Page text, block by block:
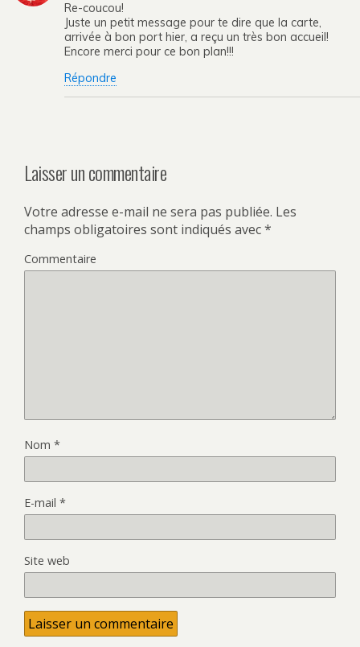
Re-coucou!
Juste un petit message pour te dire que la carte,
arrivée à bon port hier, a reçu un très bon accueil!
Encore merci pour ce bon plan!!!
Répondre
Laisser un commentaire
Votre adresse e-mail ne sera pas publiée. Les
champs obligatoires sont indiqués avec*
Commentaire
Nom *
E-mail *
Site web